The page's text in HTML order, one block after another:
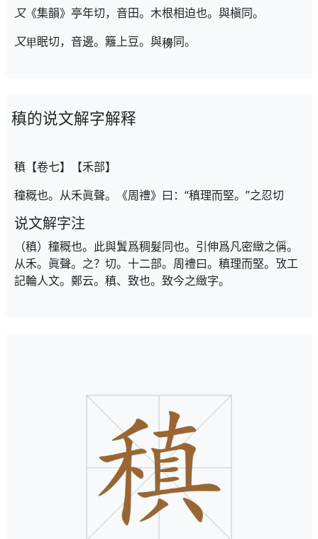
又《集韻》亭年切，音田。木根相迫也。與槇同。
又
眠切，音邊。籬上豆。與 同。
稹的说文解字解释
稹【卷七】【禾部】
穜穊也。从禾眞聲。《周禮》曰：“稹理而堅。”之忍切
说文解字注
（稹）穜穊也。此與鬒爲稠髮同也。引伸爲凡密緻之偁。
从禾。眞聲。之？切。十二部。周禮曰。稹理而堅。攷工
記輪人文。鄭云。稹、致也。致今之緻字。